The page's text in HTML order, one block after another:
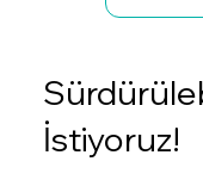
İstiyoruz!